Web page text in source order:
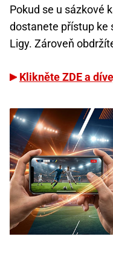
Pokud se u sázkové
dostanete přístup ke
Ligy. Zároveň
Klikněte ZDE a